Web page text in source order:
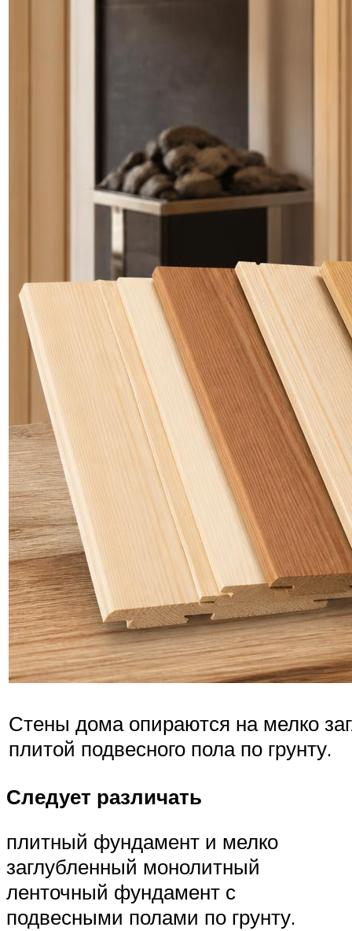
Стены дома опираются на мелко
плитой подвесного пола по грунту.
Следует различать
плитный фундамент и мелко
заглубленный монолитный
ленточный фундамент с
подвесными полами по грунту.